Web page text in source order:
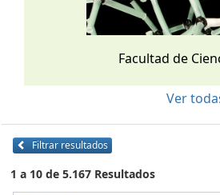
Facultad de
Ver
Filtrar resultados
1 a 10 de 5.167 Resultados